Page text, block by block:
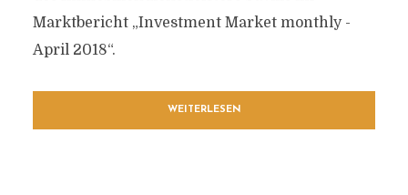
Marktbericht „Investment Market monthly -
April 2018“.
WEITERLESEN